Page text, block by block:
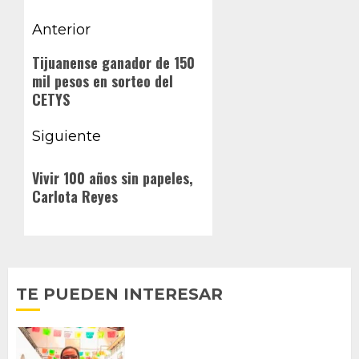
Navegación
de
entradas
Anterior
Entrada
anterior:
Tijuanense ganador de 150
mil pesos en sorteo del
CETYS
Siguiente
entrada:
Vivir 100 años sin papeles,
Carlota Reyes
TE PUEDEN INTERESAR